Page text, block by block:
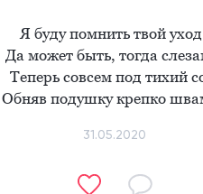
Я буду помнить твой
Да может быть, тогда
Теперь совсем под тихий
Обняв подушку крепко
31.05.2020